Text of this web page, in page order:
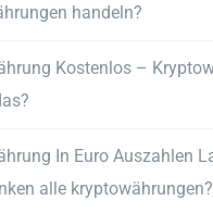
handeln?
Kostenlos –
In Euro Auszahlen
alle kryptowährungen?